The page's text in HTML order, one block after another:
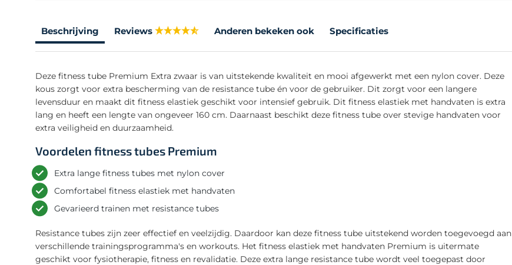
Beschrijving Reviews Anderen bekeken ook Specificaties
Deze fitness tube Premium Extra zwaar is van uitstekende kwaliteit en mooi afgewerkt met een nylon cover. Deze
kous zorgt voor extra bescherming van de resistance tube én voor de gebruiker. Dit zorgt voor een langere
levensduur en maakt dit fitness elastiek geschikt voor intensief gebruik. Dit fitness elastiek met handvaten is extra
lang en heeft een lengte van ongeveer 160 cm. Daarnaast beschikt deze fitness tube over stevige handvaten voor
extra veiligheid en duurzaamheid.
Voordelen fitness tubes Premium
Extra lange fitness tubes met nylon cover
Comfortabel fitness elastiek met handvaten
Gevarieerd trainen met resistance tubes
Resistance tubes zijn zeer effectief en veelzijdig. Daardoor kan deze fitness tube uitstekend worden toegevoegd aan
verschillende trainingsprogramma's en workouts. Het fitness elastiek met handvaten Premium is uitermate
geschikt voor fysiotherapie, fitness en revalidatie. Deze extra lange resistance tube wordt veel toegepast door